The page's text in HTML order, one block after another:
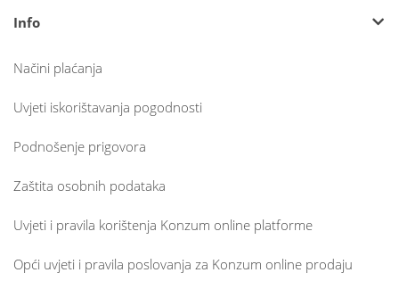
Info
Načini plaćanja
Uvjeti iskorištavanja pogodnosti
Podnošenje prigovora
Zaštita osobnih podataka
Uvjeti i pravila korištenja Konzum online platforme
Opći uvjeti i pravila poslovanja za Konzum online prodaju